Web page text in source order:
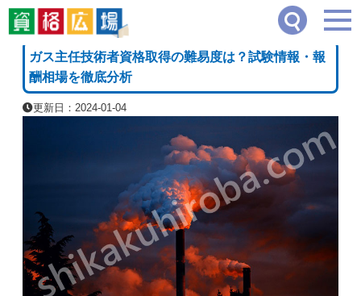
資格広場≫ 危険物・劇物・工業系 ガス主任技術者資格取得の難易度は？試験情報
[PR]
ガス主任技術者資格取得の難易度は？試験情報・報
酬相場を徹底分析
更新日：2024-01-04